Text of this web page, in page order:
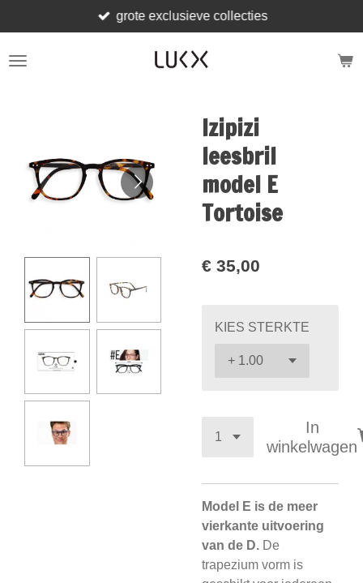
direct
naar
grote exclusieve collecties
Izipizi
leesbril
model E
Tortoise
€ 35,00
KIES STERKTE
In
winkelwagen
Model E is de meer
vierkante uitvoering
van de D. De
trapezium vorm is